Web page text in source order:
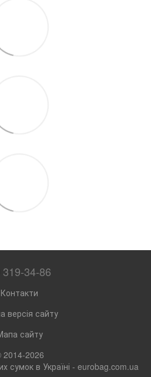
319-34-86
Контакти
версія сайту
сайту
2014-2026
сумок в Україні - eurobag.com.ua